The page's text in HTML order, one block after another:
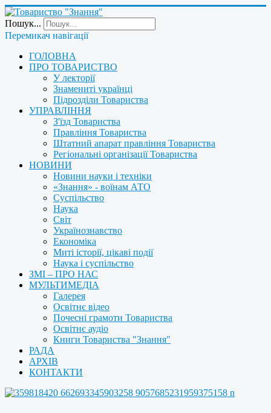
Пошук...
Перемикач навігації
ГОЛОВНА
ПРО ТОВАРИСТВО
У лекторії
Знамениті українці
Підрозділи Товариства
УПРАВЛІННЯ
З'їзд Товариства
Правління Товариства
Штатний апарат правління Товариства
Регіональні організації Товариства
НОВИНИ
Новини науки і техніки
«Знання» - воїнам АТО
Суспільство
Наука
Світ
Українознавство
Економіка
Миті історії, цікаві події
Наука і суспільство
ЗМІ – ПРО НАС
МУЛЬТИМЕДІА
Галерея
Освітнє відео
Почесні грамоти Товариства
Освітнє аудіо
Книги Товариства "Знання"
РАДА
АРХІВ
КОНТАКТИ